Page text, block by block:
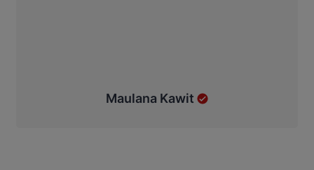
Maulana Kawit